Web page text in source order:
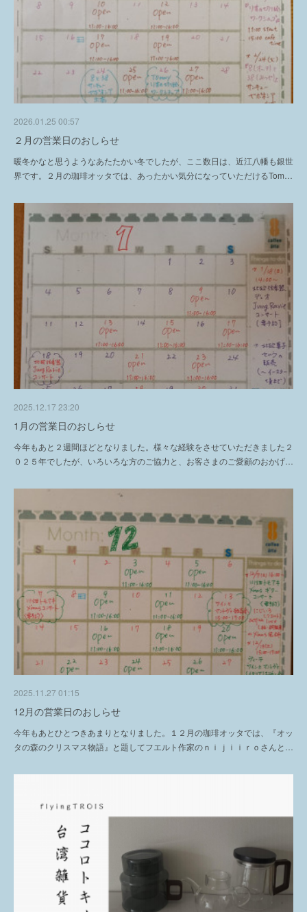
2026.01.25 00:57
２月の営業日のおしらせ
暖冬かなと思うようなあたたかい冬でしたが、ここ数日は、近江八幡も銀世
界です。２月の珈琲オッタでは、あったかい気分になっていただけるTom…
2025.12.17 23:20
1月の営業日のおしらせ
今年もあと２週間ほどとなりました。様々な経験をさせていただきました２
０２５年でしたが、いろいろな方のご協力と、お客さまのご愛顧のおかげ…
2025.11.27 01:15
12月の営業日のおしらせ
今年もあとひとつきあまりとなりました。１２月の珈琲オッタでは、『オッ
タの森のクリスマス物語』と題してフエルト作家のｎｉｊｉｉｒｏさんと…